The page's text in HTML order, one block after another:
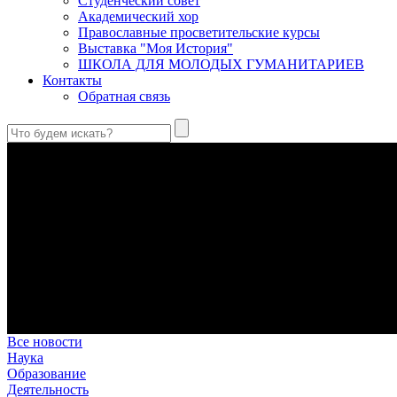
Академический хор
Православные просветительские курсы
Выставка "Моя История"
ШКОЛА ДЛЯ МОЛОДЫХ ГУМАНИТАРИЕВ
Контакты
Обратная связь
Все новости
Наука
Образование
Деятельность